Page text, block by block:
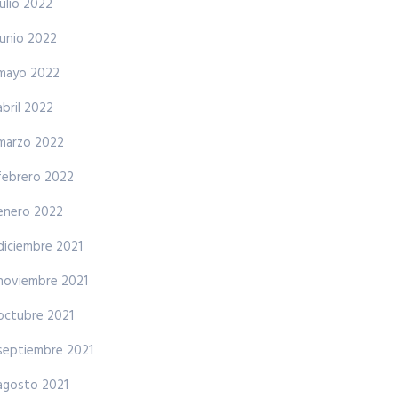
2022
2022
2022
2022
2022
2022
2022
2021
2021
2021
2021
2021